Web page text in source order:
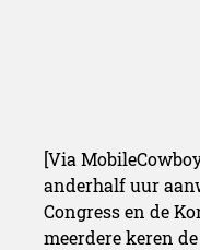
[Via
anderhalf uur
Congress en de
meerdere keren